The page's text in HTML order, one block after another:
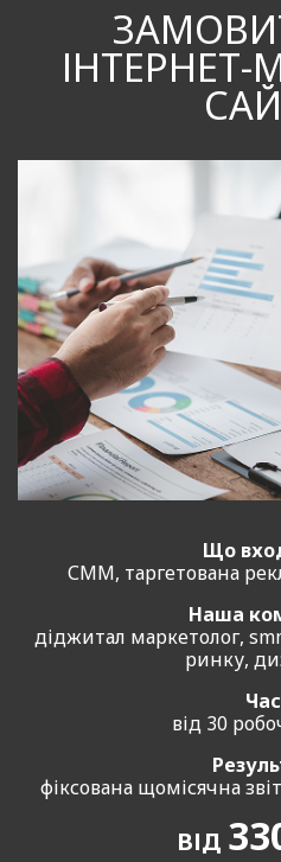
Що
СММ, таргетована
Наша
діджитал маркетолог,
ринку,
від 30
фіксована щомісячна
ВІД